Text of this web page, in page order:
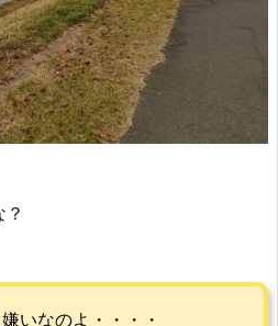
いなのよ・・・・